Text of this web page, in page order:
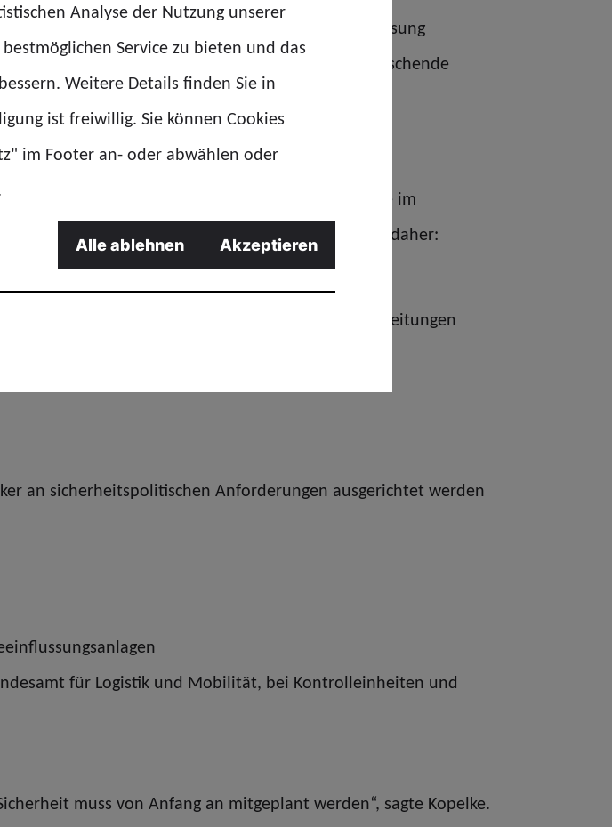
und Kollegen zu gewährleisten, ist die einzige Lösung
gehen muss, Cannabis, Alkohol und andere berauschende
bleiben
für Verkehrsverstöße. Deutschland liege im
Bereitschaft zur Normbefolgung. Die GdP fordert daher:
überhöhte Geschwindigkeit, Abstandsunterschreitungen
an sicherheitspolitischen Anforderungen ausgerichtet werden
für Logistik und Mobilität, bei Kontrolleinheiten und
muss von Anfang an mitgeplant werden“, sagte Kopelke.
Analyse der Nutzung unserer
Service zu bieten und das
Weitere Details finden Sie in
ist freiwillig. Sie können Cookies
im Footer an- oder abwählen oder
Alle ablehnen Akzeptieren